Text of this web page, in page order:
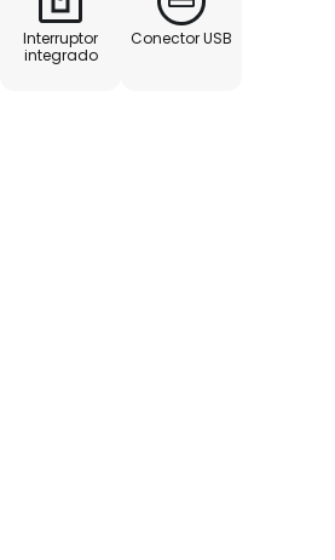
IP44 - Incluye cable
del soporte de pared para
- Umbral crepuscular
Interruptor
integrado
Conector USB